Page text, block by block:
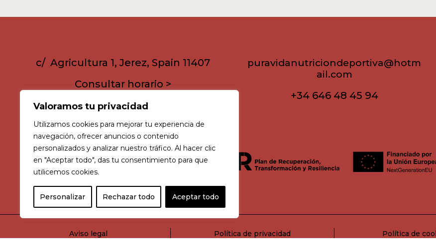
Valoramos tu privacidad
Utilizamos cookies para mejorar tu experiencia de
navegación, ofrecer anuncios o contenido
personalizados y analizar nuestro tráfico. Al hacer clic
en "Aceptar todo", das tu consentimiento para que
utilicemos cookies.
Personalizar Rechazar todo Aceptar todo
c/ Agricultura 1, Jerez, Spain 11407
Consultar horario >
Blog
puravidanutriciondeportiva@hotm
ail.com
+34 646 48 45 94
Aviso legal Política de privacidad Política de